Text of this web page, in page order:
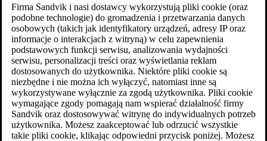
Firma Sandvik i nasi dostawcy wykorzystują pliki cookie (oraz
podobne technologie) do gromadzenia i przetwarzania danych
osobowych (takich jak identyfikatory urządzeń, adresy IP oraz
informacje o interakcjach z witryną) w celu zapewnienia
podstawowych funkcji serwisu, analizowania wydajności
serwisu, personalizacji treści oraz wyświetlania reklam
dostosowanych do użytkownika. Niektóre pliki cookie są
niezbędne i nie można ich wyłączyć, natomiast inne są
wykorzystywane wyłącznie za zgodą użytkownika. Pliki cookie
wymagające zgody pomagają nam wspierać działalność firmy
Sandvik oraz dostosowywać witrynę do indywidualnych potrzeb
użytkownika. Możesz zaakceptować lub odrzucić wszystkie
takie pliki cookie, klikając odpowiedni przycisk poniżej. Możesz